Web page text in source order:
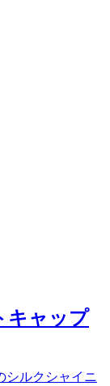
キャップ
シルクシャイニ